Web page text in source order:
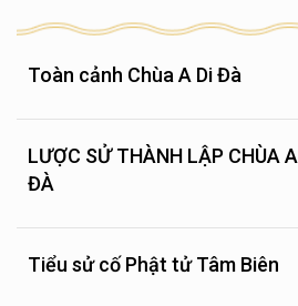
Toàn cảnh Chùa A Di Đà
LƯỢC SỬ THÀNH LẬP CHÙA
ĐÀ
Tiểu sử cố Phật tử Tâm Biên